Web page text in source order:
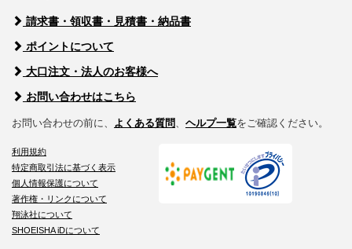
請求書・領収書・見積書・納品書
ポイントについて
大口注文・法人のお客様へ
お問い合わせはこちら
お問い合わせの前に、 よくある質問 ヘルプ一覧をご確認ください。
利用規約
特定商取引法に基づく表示
個人情報保護について
著作権・リンクについて
翔泳社について
SHOEISHA iDについて